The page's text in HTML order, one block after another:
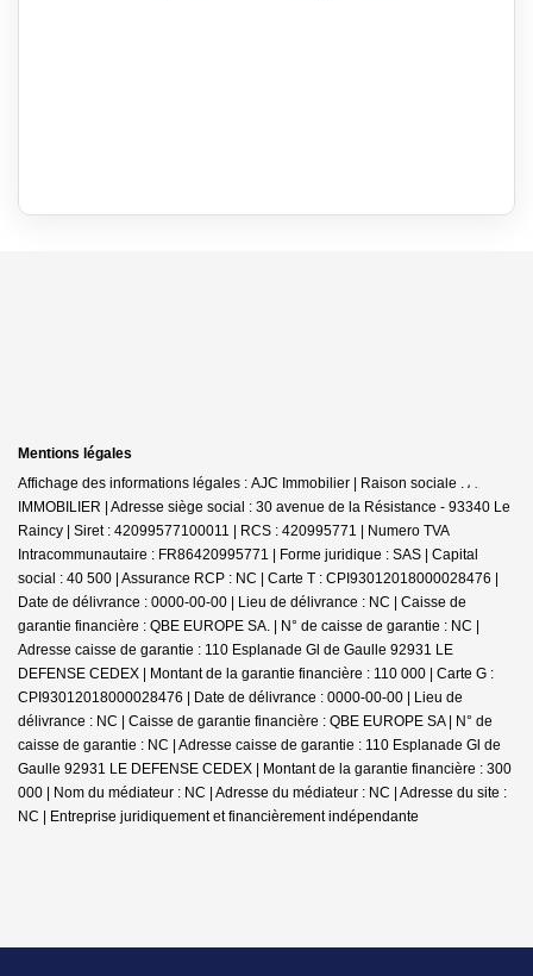
Mentions légales
Affichage des informations légales : AJC Immobilier | Raison sociale : A.J.C.
IMMOBILIER | Adresse siège social : 30 avenue de la Résistance - 93340 Le
Raincy | Siret : 42099577100011 | RCS : 420995771 | Numero TVA
Intracommunautaire : FR86420995771 | Forme juridique : SAS | Capital
social : 40 500 | Assurance RCP : NC | Carte T : CPI93012018000028476 |
Date de délivrance : 0000-00-00 | Lieu de délivrance : NC | Caisse de
garantie financière : QBE EUROPE SA. | N° de caisse de garantie : NC |
Adresse caisse de garantie : 110 Esplanade Gl de Gaulle 92931 LE
DEFENSE CEDEX | Montant de la garantie financière : 110 000 | Carte G :
CPI93012018000028476 | Date de délivrance : 0000-00-00 | Lieu de
délivrance : NC | Caisse de garantie financière : QBE EUROPE SA | N° de
caisse de garantie : NC | Adresse caisse de garantie : 110 Esplanade Gl de
Gaulle 92931 LE DEFENSE CEDEX | Montant de la garantie financière : 300
000 | Nom du médiateur : NC | Adresse du médiateur : NC | Adresse du site :
NC | Entreprise juridiquement et financièrement indépendante